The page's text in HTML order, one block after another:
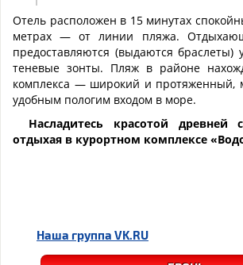
Отель расположен в 15 минутах
метрах — от линии пляжа.
предоставляются (выдаются браслеты)
теневые зонты. Пляж в районе
комплекса — широкий и протяженный,
удобным пологим входом в море.
Насладитесь красотой древней
отдыхая в курортном комплексе
Наша группа VK.RU